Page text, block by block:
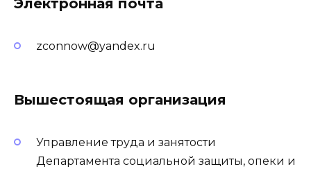
zconnow@yandex.ru
Вышестоящая организация
Управление труда и занятости
Департамента социальной защиты, опеки и